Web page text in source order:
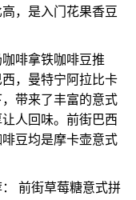
，是入门花果香豆
啡拿铁咖啡豆推
，曼特宁阿拉比卡
带来了丰富的意式
人回味。前街巴西
豆均是摩卡壶意式
前街草莓糖意式拼